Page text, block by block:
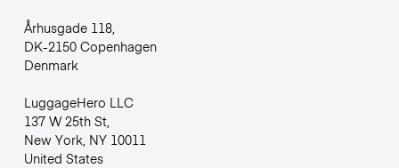
Århusgade 118,
DK-2150 Copenhagen
Denmark
LuggageHero LLC
137 W 25th St,
New York, NY 10011
United States